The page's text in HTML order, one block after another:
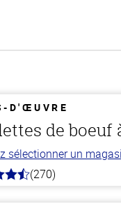
D'ŒUVRE
de boeuf
sélectionner un
(270)